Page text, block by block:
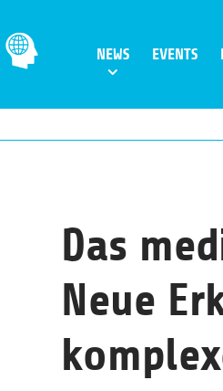
NEWS EVENTS
Das
Neue